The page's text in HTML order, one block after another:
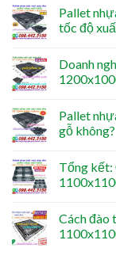
Pallet
tốc độ
Doanh
Pallet
gỗ không?
Tổng kết:
Cách đào